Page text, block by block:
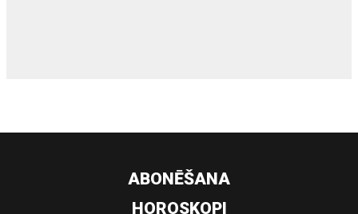
ABONĒŠANA
HOROSKOPI